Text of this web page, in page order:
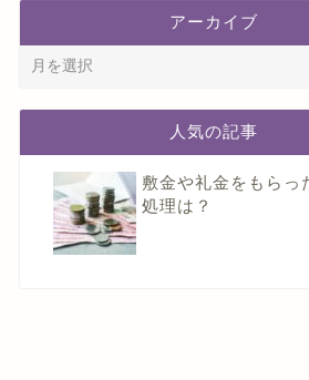
アーカイブ
人気の記事
敷金や礼金をもらっ
処理は？